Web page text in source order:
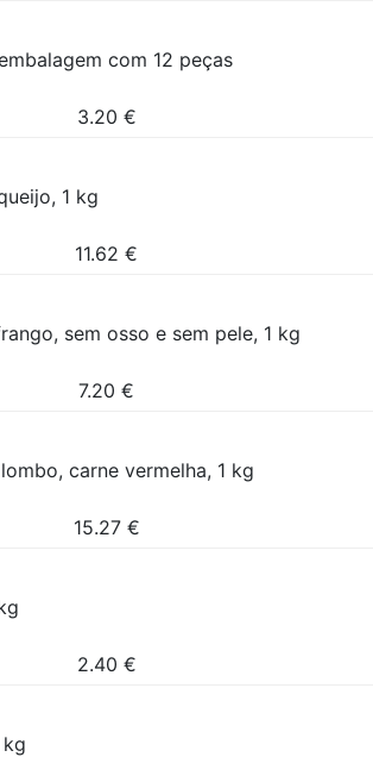
com 12 peças
3.20 €
1 kg
11.62 €
sem osso e sem pele, 1 kg
7.20 €
carne vermelha, 1 kg
15.27 €
2.40 €
kg